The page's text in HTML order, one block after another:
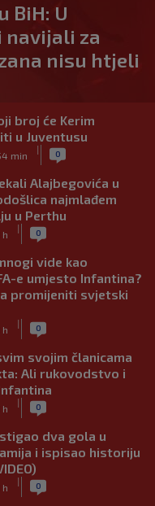
BiH: U
navijali za
nisu htjeli
broj će Kerim
u Juventusu
min
| 0
Alajbegovića u
najmlađem
u Perthu
h
| 0
vide kao
e umjesto Infantina?
promijeniti svjetski
h
| 0
svojim članicama
Ali rukovodstvo i
h
| 0
dva gola u
i ispisao historiju
h
| 0